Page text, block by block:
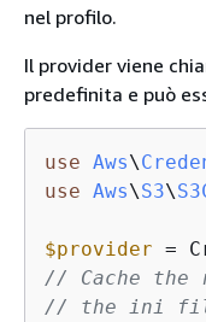
nel profilo.
Il provider viene
predefinita e può
use Aws\
use Aws\S3\
$provider
// Cache the
// the ini file